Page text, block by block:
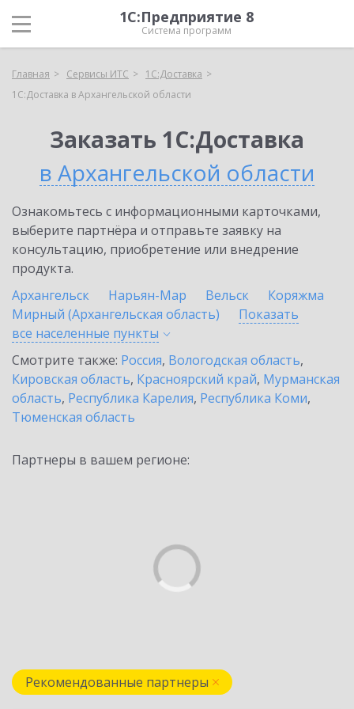
1С:Предприятие 8
Система программ
Главная Сервисы ИТС
1С:Доставка
1С:Доставка в Архангельской области
Заказать 1С:Доставка
в Архангельской области
Ознакомьтесь с информационными карточками,
выберите партнёра и отправьте заявку на
консультацию, приобретение или внедрение
продукта.
Архангельск
Нарьян-Мар Вельск
Коряжма
Мирный (Архангельская область)
Показать
все населенные пункты
Смотрите также: Россия, Вологодская область,
Кировская область, Красноярский край, Мурманская
область, Республика Карелия, Республика Коми,
Тюменская область
Партнеры в вашем регионе:
Рекомендованные партнеры